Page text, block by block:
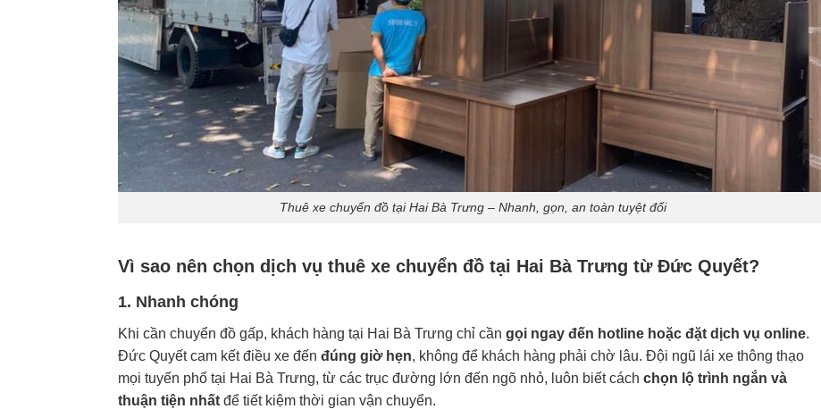
Thuê xe chuyển đồ tại Hai Bà Trưng – Nhanh, gọn, an toàn tuyệt đối
Vì sao nên chọn dịch vụ thuê xe chuyển đồ tại Hai Bà Trưng từ Đức Quyết?
1. Nhanh chóng
Khi cần chuyển đồ gấp, khách hàng tại Hai Bà Trưng chỉ cần gọi ngay đến hotline hoặc đặt dịch vụ online.
Đức Quyết cam kết điều xe đến đúng giờ hẹn, không để khách hàng phải chờ lâu. Đội ngũ lái xe thông thạo
mọi tuyến phố tại Hai Bà Trưng, từ các trục đường lớn đến ngõ nhỏ, luôn biết cách chọn lộ trình ngắn và
thuận tiện nhất để tiết kiệm thời gian vận chuyển.